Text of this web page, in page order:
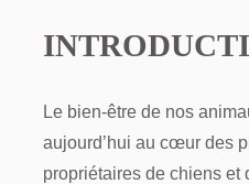
Le bien-être de nos
aujourd’hui au cœur des
propriétaires de chiens et